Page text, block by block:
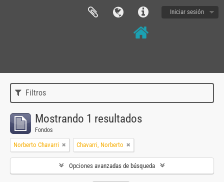
Iniciar sesión
Filtros
Mostrando 1 resultados
Fondos
Norberto Chavarri Chavarri, Norberto
Opciones avanzadas de búsqueda